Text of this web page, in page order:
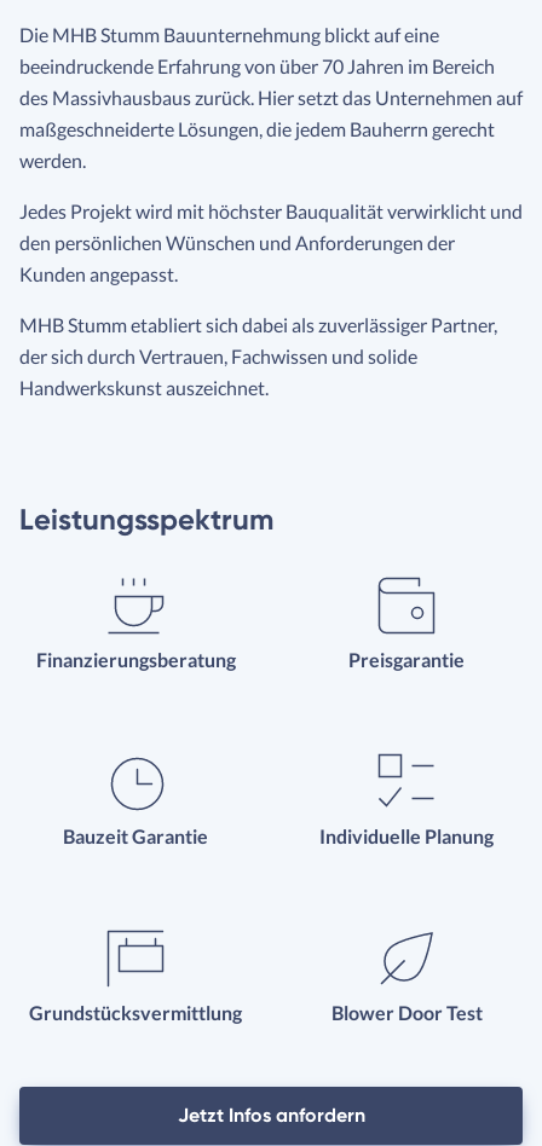
Die MHB Stumm Bauunternehmung blickt auf eine
beeindruckende Erfahrung von über 70 Jahren im Bereich
des Massivhausbaus zurück. Hier setzt das Unternehmen auf
maßgeschneiderte Lösungen, die jedem Bauherrn gerecht
werden.
Jedes Projekt wird mit höchster Bauqualität verwirklicht und
den persönlichen Wünschen und Anforderungen der
Kunden angepasst.
MHB Stumm etabliert sich dabei als zuverlässiger Partner,
der sich durch Vertrauen, Fachwissen und solide
Handwerkskunst auszeichnet.
Leistungsspektrum
Finanzierungsberatung Preisgarantie
Bauzeit Garantie Individuelle Planung
Grundstücksvermittlung Blower Door Test
Jetzt Infos anfordern